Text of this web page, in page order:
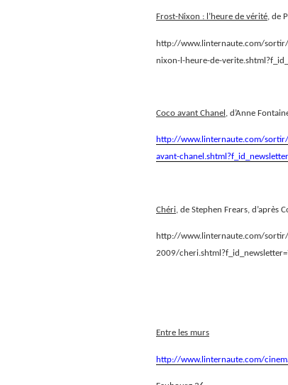
Frost-Nixon : l’heure de vérité, de
http://www.linternaute.com/
nixon-l-heure-de-
Coco avant Chanel , d’Anne
http://www.linternaute.com/
avant-
Chéri, de Stephen Frears, d’après
http://www.linternaute.com/
2009/
Entre les murs
http://www.linternaute.com/